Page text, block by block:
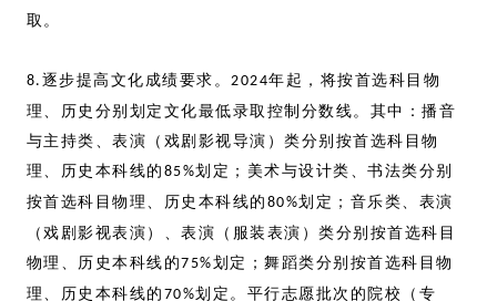
取。
8. 逐步提高文化成绩要求。2024年起，将按首选科目物
理、历史分别划定文化最低录取控制分数线。其中：播音
与主持类、表演（戏剧影视导演）类分别按首选科目物
理、历史本科线的 85%划定；美术与设计类、书法类分别
按首选科目物理、历史本科线的 80%划定；音乐类、表演
（戏剧影视表演）、表演（服装表演）类分别按首选科目
物理、历史本科线的75%划定；舞蹈类分别按首选科目物
理、历史本科线的 70%划定。平行志愿批次的院校（专